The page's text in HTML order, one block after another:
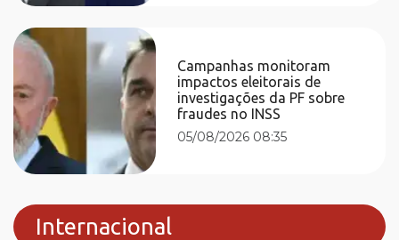
Campanhas monitoram
impactos eleitorais de
investigações da PF sobre
fraudes no INSS
05/08/2026 08:35
Internacional